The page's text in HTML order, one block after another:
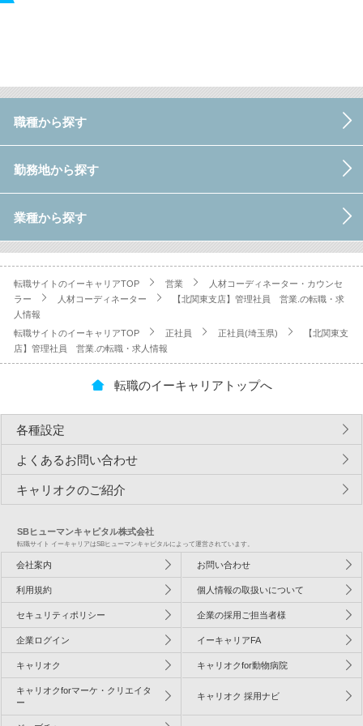
職種から探す
勤務地から探す
業種から探す
転職サイトのイーキャリアTOP 営業
人材コーディネーター・カウンセ
ラー
人材コーディネーター
【北関東支店】管理社員 営業.の転職・求
人情報
転職サイトのイーキャリアTOP
正社員 正社員(埼玉県)
【北関東支
店】管理社員 営業.の転職・求人情報
転職のイーキャリアトップへ
各種設定
よくあるお問い合わせ
キャリオクのご紹介
SBヒューマンキャピタル株式会社
転職サイト イーキャリアはSBヒューマンキャピタルによって運営されています。
会社案内 お問い合わせ
利用規約 個人情報の取扱いについて
セキュリティポリシー 企業の採用ご担当者様
企業ログイン イーキャリアFA
キャリオク キャリオクfor動物病院
キャリオクforマーケ・クリエイタ
ー
キャリオク 採用ナビ